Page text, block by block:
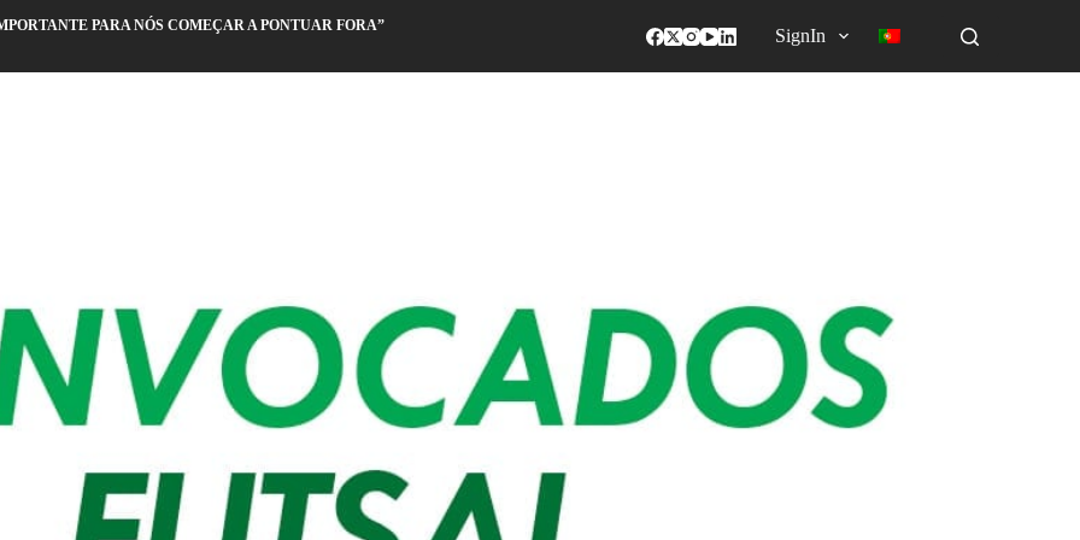
PARA NÓS COMEÇAR A PONTUAR FORA”
SignIn